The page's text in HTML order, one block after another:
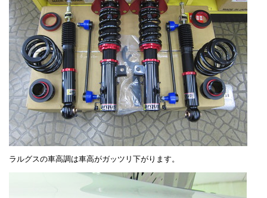
ラルグスの車高調は車高がガッツリ下がります。